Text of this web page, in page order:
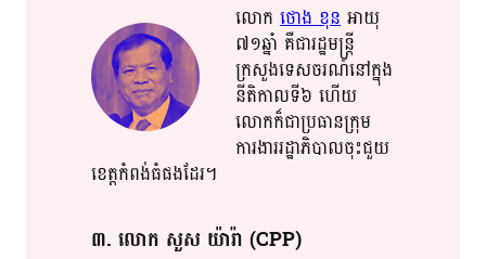
លោក​ថោង​ ខុន​អាយុ​​
៧១​​ឆ្នាំ​​ គឺជា​​រដ្ឋមន្ត្រី​
ក្រសួង​​ទេសចរណ៍​​នៅក្នុង​​
នីតិកាល​​​ទី​​៦​ ហើយ​​
លោក​​ក៏​ជា​​ប្រធាន​​ក្រុម​​
ការងារ​​រដ្ឋាភិបាល​​ចុះ​ជួយ​​
ខេត្ត​​កំពង់ធំ​​ផង​ដែរ​​។​​
៣​. លោក​ សួស​ យ៉ា​រ៉ា​​ (CPP)